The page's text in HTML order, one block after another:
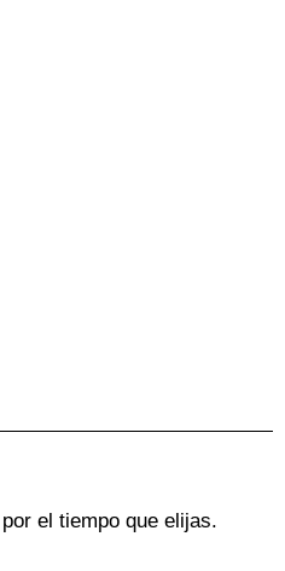
el tiempo que elijas.